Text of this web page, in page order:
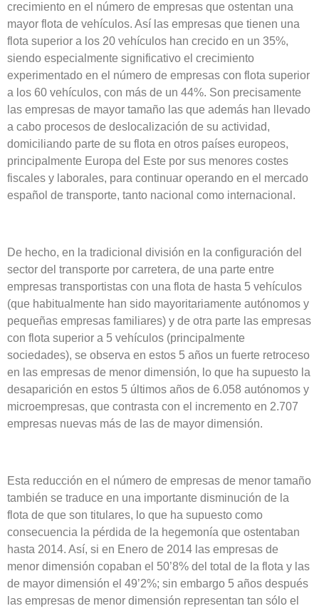
crecimiento en el número de empresas que ostentan una
mayor flota de vehículos. Así las empresas que tienen una
flota superior a los 20 vehículos han crecido en un 35%,
siendo especialmente significativo el crecimiento
experimentado en el número de empresas con flota superior
a los 60 vehículos, con más de un 44%. Son precisamente
las empresas de mayor tamaño las que además han llevado
a cabo procesos de deslocalización de su actividad,
domiciliando parte de su flota en otros países europeos,
principalmente Europa del Este por sus menores costes
fiscales y laborales, para continuar operando en el mercado
español de transporte, tanto nacional como internacional.
De hecho, en la tradicional división en la configuración del
sector del transporte por carretera, de una parte entre
empresas transportistas con una flota de hasta 5 vehículos
(que habitualmente han sido mayoritariamente autónomos y
pequeñas empresas familiares) y de otra parte las empresas
con flota superior a 5 vehículos (principalmente
sociedades), se observa en estos 5 años un fuerte retroceso
en las empresas de menor dimensión, lo que ha supuesto la
desaparición en estos 5 últimos años de 6.058 autónomos y
microempresas, que contrasta con el incremento en 2.707
empresas nuevas más de las de mayor dimensión.
Esta reducción en el número de empresas de menor tamaño
también se traduce en una importante disminución de la
flota de que son titulares, lo que ha supuesto como
consecuencia la pérdida de la hegemonía que ostentaban
hasta 2014. Así, si en Enero de 2014 las empresas de
menor dimensión copaban el 50’8% del total de la flota y las
de mayor dimensión el 49’2%; sin embargo 5 años después
las empresas de menor dimensión representan tan sólo el